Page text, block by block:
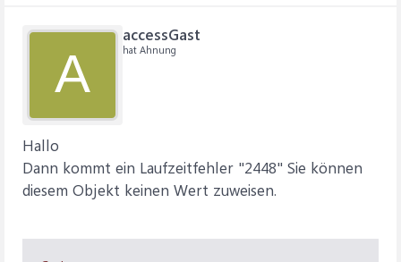
A
accessGast
hat Ahnung
Hallo
Dann kommt ein Laufzeitfehler "2448" Sie können
diesem Objekt keinen Wert zuweisen.